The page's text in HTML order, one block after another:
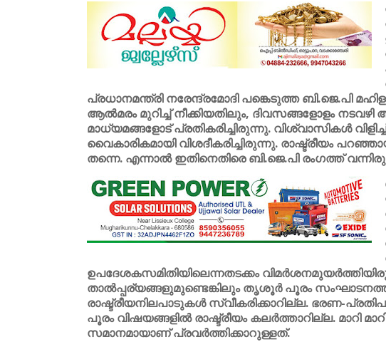
പ്രധാനമന്ത്രി നരേന്ദ്രമോദി പങ്കെടുത്ത ബി.ജെ.പി
ആൽമരം മുറിച്ച് നീക്കിയതിലും, ദിവസങ്ങളോളം നടവഴി
മാധ്യമങ്ങളോട് പ്രതികരിച്ചിരുന്നു. വിശ്വാസികൾ
വൈകാരികമായി വിശദീകരിച്ചിരുന്നു. രാഷ്ട്രീയം
തന്നെ. എന്നാൽ ഇതിനെതിരെ ബി.ജെ.പി രംഗത്ത്
ഉപദേശകസമിതിയിലെന്നതടക്കം
താൽപ്പര്യങ്ങളുമുണ്ടെങ്കിലും തൃശൂർ പൂരം
രാഷ്ട്രീയനിലപാടുകൾ സ്വീകരിക്കാറില്ല. ഭരണ-
പൂരം വിഷയങ്ങളിൽ രാഷ്ട്രീയം കലർത്താറില്ല. മാറി
സമാനമായാണ് പ്രവർത്തിക്കാറുള്ളത്.